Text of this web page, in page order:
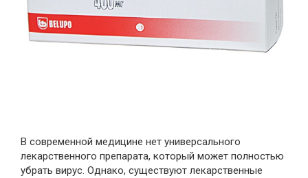
В современной медицине нет универсального
лекарственного препарата, который может полностью
убрать вирус. Однако, существуют лекарственные